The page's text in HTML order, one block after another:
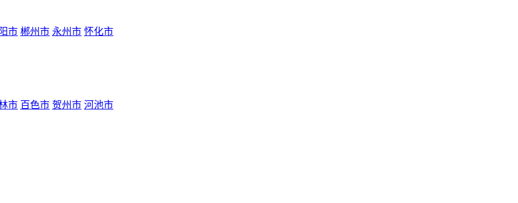
市 郴州市 永州市 怀化市
市 百色市 贺州市 河池市